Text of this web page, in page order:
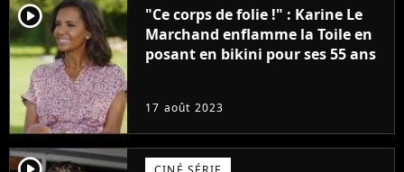
player2
"Ce corps de folie !" : Karine Le
Marchand enflamme la Toile en
posant en bikini pour ses 55 ans
17 août 2023